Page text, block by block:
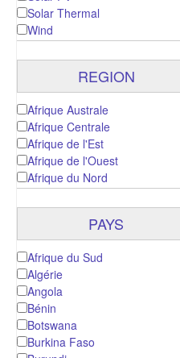
Solar Thermal
Wind
REGION
Afrique Australe
Afrique Centrale
Afrique de l'Est
Afrique de l'Ouest
Afrique du Nord
PAYS
Afrique du Sud
Algérie
Angola
Bénin
Botswana
Burkina Faso